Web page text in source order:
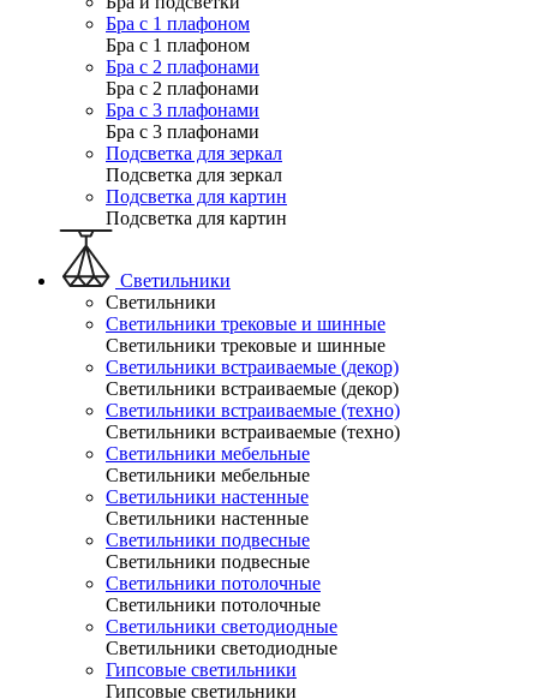
Бра с 1 плафоном
Бра с 1 плафоном
Бра с 2 плафонами
Бра с 2 плафонами
Бра с 3 плафонами
Бра с 3 плафонами
Подсветка для зеркал
Подсветка для зеркал
Подсветка для картин
Подсветка для картин
Светильники
Светильники
Светильники трековые и шинные
Светильники трековые и шинные
Светильники встраиваемые (декор)
Светильники встраиваемые (декор)
Светильники встраиваемые (техно)
Светильники встраиваемые (техно)
Светильники мебельные
Светильники мебельные
Светильники настенные
Светильники настенные
Светильники подвесные
Светильники подвесные
Светильники потолочные
Светильники потолочные
Светильники светодиодные
Светильники светодиодные
Гипсовые светильники
Гипсовые светильники